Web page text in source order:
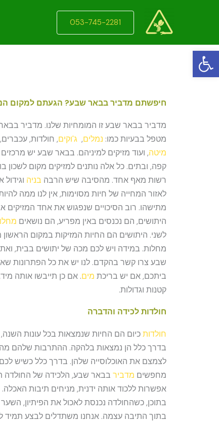
פתח סרגל נגישות
053-745-2281
חיפשתם מדביר בבאר שבע? הגעתם למקום
מדביר בבאר שבע זו המומחיות שלנו. מדביר
מטפל בבעיות כמו: נמלים, ג'וקים, חולדות, עכברים,
מיטה, ועוד מזיקים למיניהם. בבאר שבע יש
קפה, ובתים. כל אלה נותנים למזיקים מקום לשכון
רשות מאף אחד. מהסיבה שיש הרבה בניה וגידול
לאזור המחייה של חיות מסוימות, אין לנו ממה
מתישהו. רוב הסיכויים שנפגוש את אחד המזיקים
היתושים, הם נכנסים באין מפריע, הם נושאים
לשני. היתושים הם החיות המזיקות במקום
מחלות. במידה ויש לכם מכה של יתושים בבית,
שבע צרו קשר בהקדם. לנו יש את כל הפתרונות
ביתכם, אם יש בריכת מים. אם כן תייבשו אותה
קטנות וגדולות.
חולדות לכידה והדברה
חולדותכיום הם החיות שנמצאות בכל עונות
בדרך כלל הן נמצאות בלהקה. ההתרבות שלהם
לצמצם את האוכלוסייה שלהן. בדרך כלל כשיש
מחפשים מדביר בבאר שבע, הלכידה של החולדה
אפשרות ללכוד אותה ידנית, מניחים תיבות
בתוכן, כשהחולדה נכנסת לאכול את הפיתיון,
בתוך התיבה עצמה. אנחנו משתדלים לבצע תמיד